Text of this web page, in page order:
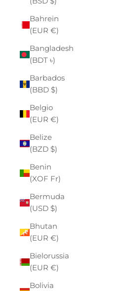
Bahrein
(EUR €)
Bangladesh
(BDT ৳)
Barbados
(BBD $)
Belgio
(EUR €)
Belize
(BZD $)
Benin
(XOF Fr)
Bermuda
(USD $)
Bhutan
(EUR €)
Bielorussia
(EUR €)
Bolivia